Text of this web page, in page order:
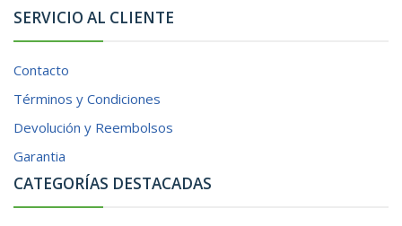
SERVICIO AL CLIENTE
Contacto
Términos y Condiciones
Devolución y Reembolsos
Garantia
CATEGORÍAS DESTACADAS